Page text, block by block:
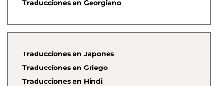
Traducciones en Georgiano
Traducciones en Japonés
Traducciones en Griego
Traducciones en Hindi